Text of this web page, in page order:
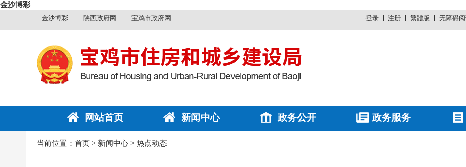
金沙博彩
金沙博彩 陕西政府网 宝鸡市政府网 登录 注册 繁體版 无障碍
网站首页 新闻中心 政务公开 政务服务
当前位置： 首页 > 新闻中心 > 热点动态